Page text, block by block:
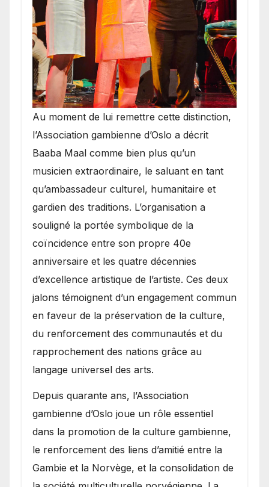
​Au moment de lui remettre cette distinction,
l’Association gambienne d’Oslo a décrit
Baaba Maal comme bien plus qu’un
musicien extraordinaire, le saluant en tant
qu’ambassadeur culturel, humanitaire et
gardien des traditions. L’organisation a
souligné la portée symbolique de la
coïncidence entre son propre 40e
anniversaire et les quatre décennies
d’excellence artistique de l’artiste. Ces deux
jalons témoignent d’un engagement commun
en faveur de la préservation de la culture,
du renforcement des communautés et du
rapprochement des nations grâce au
langage universel des arts.
​Depuis quarante ans, l’Association
gambienne d’Oslo joue un rôle essentiel
dans la promotion de la culture gambienne,
le renforcement des liens d’amitié entre la
Gambie et la Norvège, et la consolidation de